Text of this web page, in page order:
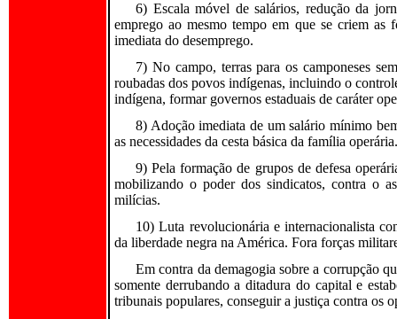
6) Escala móvel de salários, redução da
emprego ao mesmo tempo em que se criem as
imediata do desemprego.
7) No campo, terras para os camponeses
roubadas dos povos indígenas, incluindo o
indígena, formar governos estaduais de caráter
8) Adoção imediata de um salário mínimo
as necessidades da cesta básica da família operária.
9) Pela formação de grupos de defesa
mobilizando o poder dos sindicatos, contra o
milícias.
10) Luta revolucionária e internacionalista
da liberdade negra na América. Fora forças
Em contra da demagogia sobre a corrupção
somente derrubando a ditadura do capital e
tribunais populares, conseguir a justiça contra os